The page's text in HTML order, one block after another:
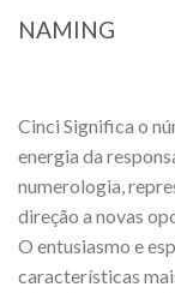
NAMING
Cinci Significa o
energia da
numerologia,
direção a novas
O entusiasmo e
características